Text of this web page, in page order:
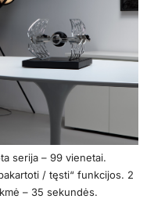
serija – 99 vienetai.
/ tęsti“ funkcijos. 2
– 35 sekundės.